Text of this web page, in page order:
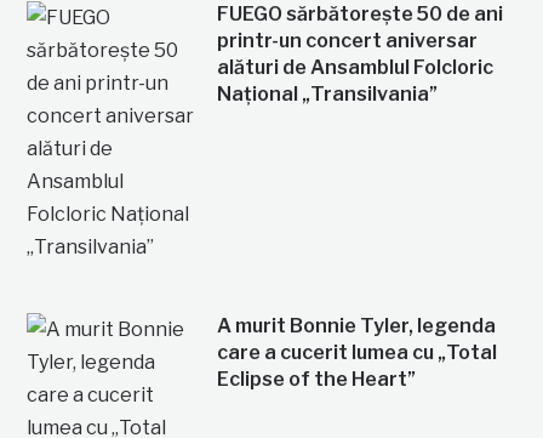
FUEGO sărbătorește 50 de ani
printr-un concert aniversar
alături de Ansamblul Folcloric
Național „Transilvania”
A murit Bonnie Tyler, legenda
care a cucerit lumea cu „Total
Eclipse of the Heart”